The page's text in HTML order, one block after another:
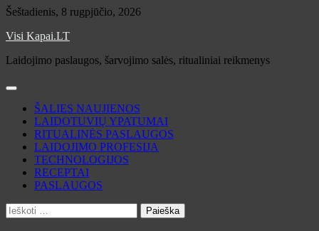
Skip
content
Šeštadienis, 8 rugpjūčio, 2026
Visi Kapai.LT
Laidojimo paslaugos, šarvojimo salės, ritualiniai reikmenys
ŠALIES NAUJIENOS
LAIDOTUVIŲ YPATUMAI
RITUALINĖS PASLAUGOS
LAIDOJIMO PROFESIJA
TECHNOLOGIJOS
RECEPTAI
PASLAUGOS
Ieškoti: